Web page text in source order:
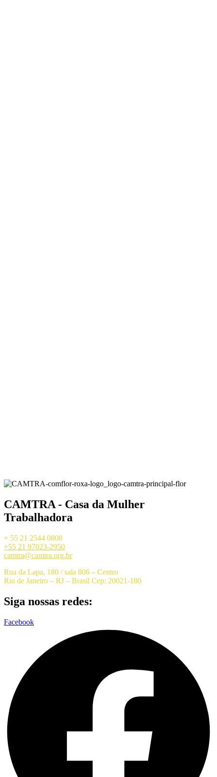
CAMTRA - Casa da Mulher
Trabalhadora
+ 55 21 2544 0808
+55 21 97023-2950
camtra@camtra.org.br
Rua da Lapa, 180 / sala 806 – Centro
Rio de Janeiro – RJ – Brasil Cep: 20021-180
Siga nossas redes:
Facebook